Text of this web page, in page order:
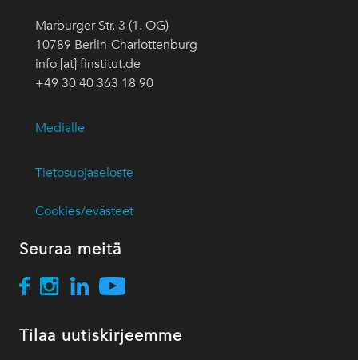
Marburger Str. 3 (1. OG)
10789 Berlin-Charlottenburg
info [at] finstitut.de
+49 30 40 363 18 90
Medialle
Tietosuojaseloste
Cookies/evästeet
Seuraa meitä
Tilaa uutiskirjeemme